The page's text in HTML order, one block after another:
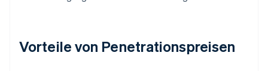
Vorteile von Penetrationspreisen